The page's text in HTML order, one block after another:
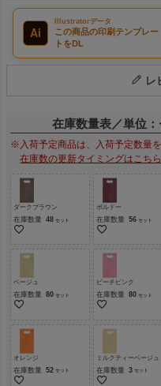
Ai
Illustratorデータ
この商品の印刷テンプレー
トをDL
レ
在庫数量表／単位：
※入荷予定商品は、入荷予定数量を
在庫数の更新タイミングはこちら
ダークブラウン
在庫数量 48
ボルドー
在庫数量 56
ベージュ
在庫数量 80
ピーチピンク
在庫数量 80
オレンジ
在庫数量 52
ミルクティーベージュ
在庫数量 3